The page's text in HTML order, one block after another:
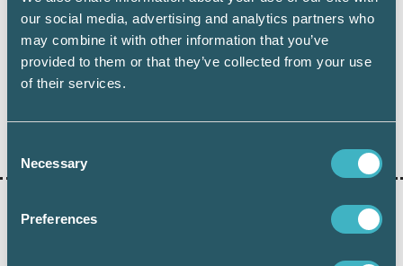
our social media, advertising and analytics partners who
may combine it with other information that you’ve
provided to them or that they’ve collected from your use
of their services.
Selection
Necessary
Preferences